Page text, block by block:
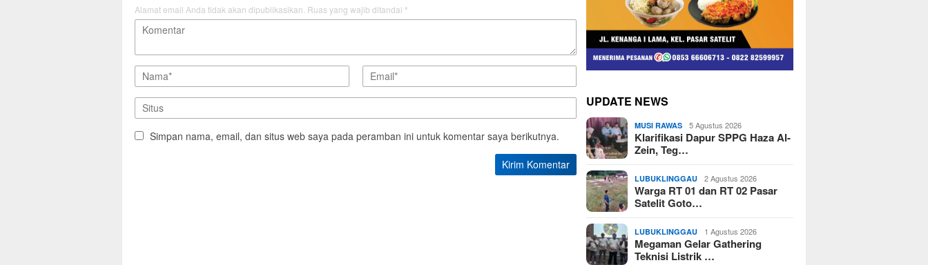
Alamat email Anda tidak akan dipublikasikan. Ruas yang wajib ditandai *
Simpan nama, email, dan situs web saya pada peramban ini untuk komentar saya berikutnya.
UPDATE NEWS
MUSI RAWAS 5 Agustus 2026
Klarifikasi Dapur SPPG Haza Al-
Zein, Teg…
LUBUKLINGGAU 2 Agustus 2026
Warga RT 01 dan RT 02 Pasar
Satelit Goto…
LUBUKLINGGAU 1 Agustus 2026
Megaman Gelar Gathering
Teknisi Listrik …